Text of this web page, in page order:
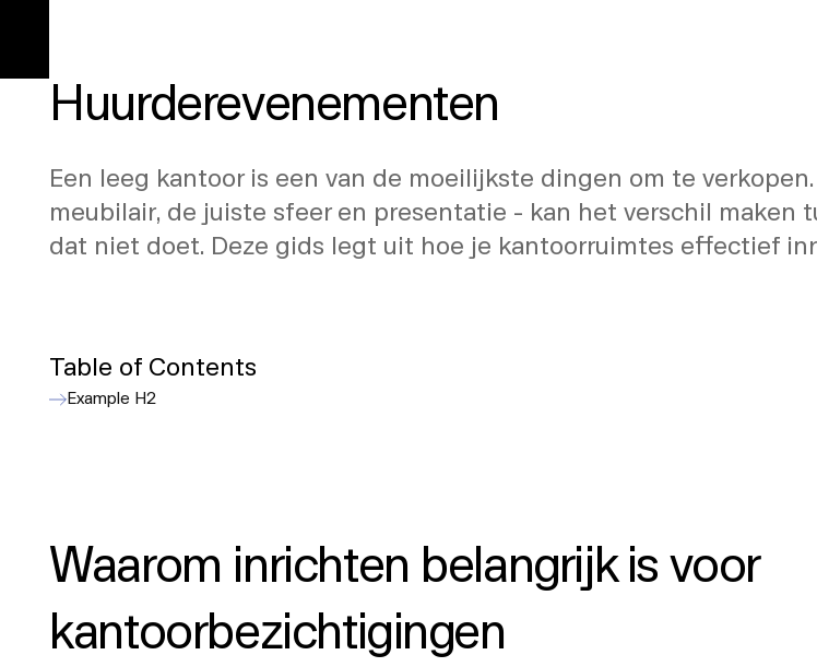
Huurderevenementen
Een leeg kantoor is een van de moeilijkste dingen om te
meubilair, de juiste sfeer en presentatie - kan het verschil
dat niet doet. Deze gids legt uit hoe je kantoorruimtes effectief
Table of Contents
Example H2
Waarom inrichten belangrijk is voor
kantoorbezichtigingen